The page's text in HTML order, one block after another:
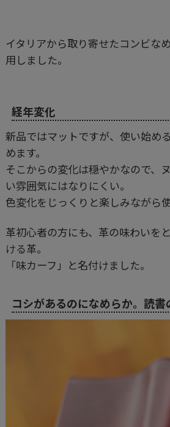
イタリアから取り寄せたコンビな
用しました。
経年変化
新品ではマットですが、使い始め
めます。
そこからの変化は穏やかなので、
い雰囲気にはなりにくい。
色変化をじっくりと楽しみながら
革初心者の方にも、革の味わいを
ける革。
「味カーフ」と名付けました。
コシがあるのになめらか。読